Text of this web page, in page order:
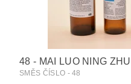
48 - MAI LUO NING
SMĚS ČÍSLO - 48